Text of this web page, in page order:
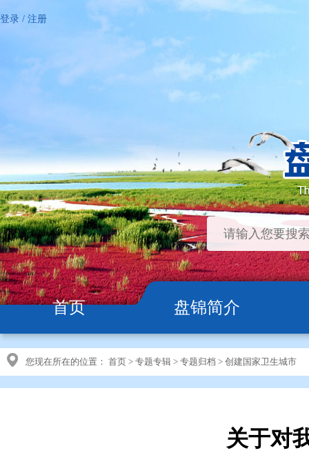
登录 / 注册
首页 盘锦简介
您现在所在的位置： 首页 > 专题专辑 > 专题归档 > 创建国家卫生城市
关于对